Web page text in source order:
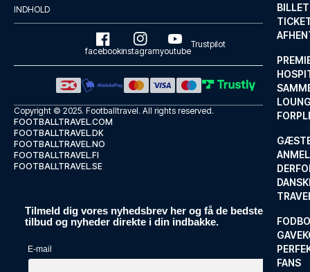
FANS
INDHOLD
facebookinstagramyoutube
Trustpilot
Copyright © 2025. Footballtravel. All rights reserved.
FOOTBALLTRAVEL.COM
FOOTBALLTRAVEL.DK
FOOTBALLTRAVEL.NO
FOOTBALLTRAVEL.FI
FOOTBALLTRAVEL.SE
Tilmeld dig vores nyhedsbrev her og få de bedste
tilbud og nyheder direkte i din indbakke.
E-mail